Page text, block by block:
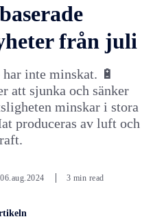
från juli
inte minskat. 🔋
att sjunka och sänker
minskar i stora
produceras av luft och
06.aug.2024 3 min read